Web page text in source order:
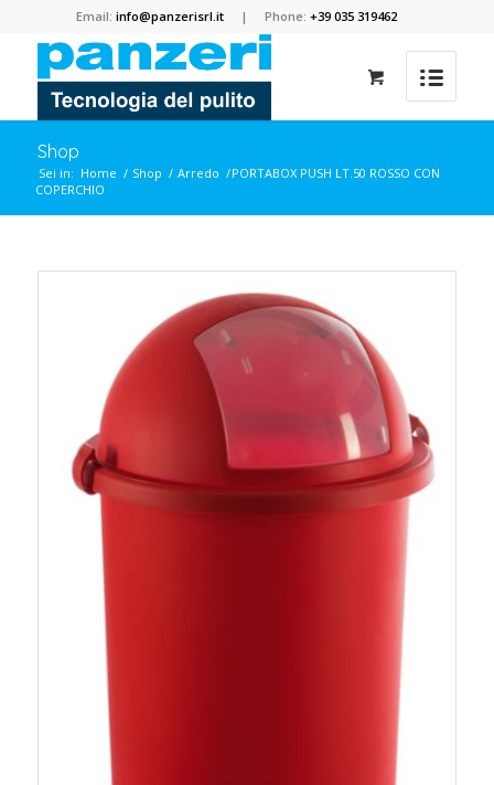
Email:info@panzerisrl.it | Phone:+39 035 319462
Shop
Sei in: Home / Shop / Arredo /PORTABOX PUSH LT.50 ROSSO CON
COPERCHIO